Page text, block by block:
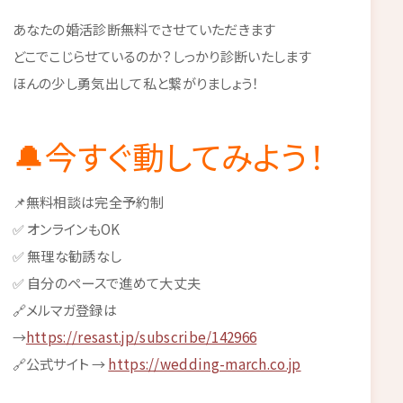
あなたの婚活診断無料でさせていただきます
どこでこじらせているのか？しっかり診断いたします
ほんの少し勇気出して私と繋がりましょう！
🔔今すぐ動してみよう！
📌無料相談は完全予約制
✅ オンラインもOK
✅ 無理な勧誘なし
✅ 自分のペースで進めて大丈夫
🔗メルマガ登録は
→https://resast.jp/subscribe/142966
🔗公式サイト →https://wedding-march.co.jp